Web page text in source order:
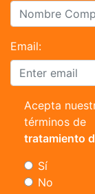
Email:
Acepta
términos de
tratamiento
Sí
No